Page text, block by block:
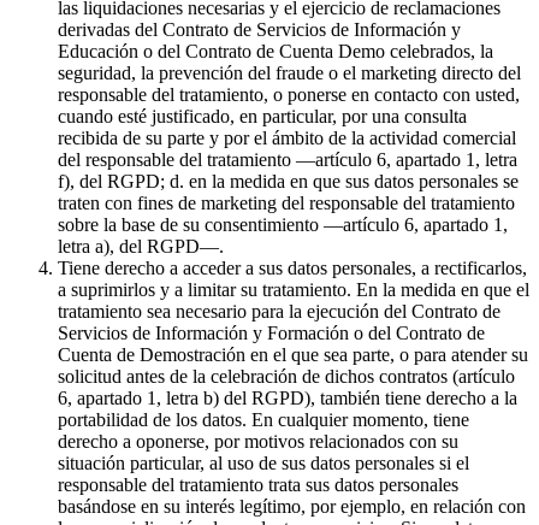
las liquidaciones necesarias y el ejercicio de reclamaciones
derivadas del Contrato de Servicios de Información y
Educación o del Contrato de Cuenta Demo celebrados, la
seguridad, la prevención del fraude o el marketing directo del
responsable del tratamiento, o ponerse en contacto con usted,
cuando esté justificado, en particular, por una consulta
recibida de su parte y por el ámbito de la actividad comercial
del responsable del tratamiento —artículo 6, apartado 1, letra
f), del RGPD; d. en la medida en que sus datos personales se
traten con fines de marketing del responsable del tratamiento
sobre la base de su consentimiento —artículo 6, apartado 1,
letra a), del RGPD—.
Tiene derecho a acceder a sus datos personales, a rectificarlos,
a suprimirlos y a limitar su tratamiento. En la medida en que el
tratamiento sea necesario para la ejecución del Contrato de
Servicios de Información y Formación o del Contrato de
Cuenta de Demostración en el que sea parte, o para atender su
solicitud antes de la celebración de dichos contratos (artículo
6, apartado 1, letra b) del RGPD), también tiene derecho a la
portabilidad de los datos. En cualquier momento, tiene
derecho a oponerse, por motivos relacionados con su
situación particular, al uso de sus datos personales si el
responsable del tratamiento trata sus datos personales
basándose en su interés legítimo, por ejemplo, en relación con